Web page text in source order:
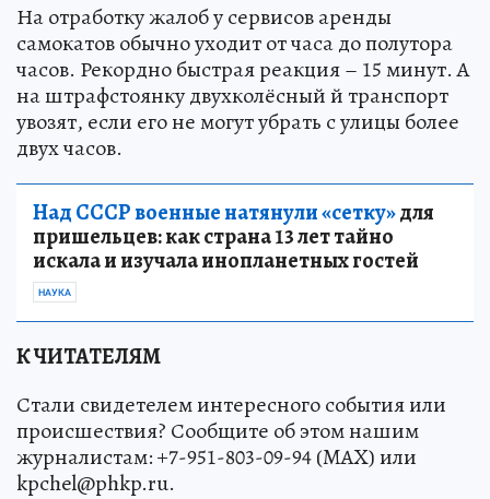
На отработку жалоб у сервисов аренды
самокатов обычно уходит от часа до полутора
часов. Рекордно быстрая реакция – 15 минут. А
на штрафстоянку двухколёсный й транспорт
увозят, если его не могут убрать с улицы более
двух часов.
Над СССР военные натянули «сетку»для
пришельцев: как страна 13 лет тайно
искала и изучала инопланетных гостей
НАУКА
К ЧИТАТЕЛЯМ
Стали свидетелем интересного события или
происшествия? Сообщите об этом нашим
журналистам: +7-951-803-09-94 (MAX) или
kpchel@phkp.ru.